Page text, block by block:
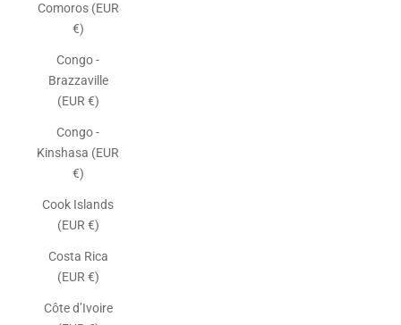
Comoros (EUR
€)
Congo -
Brazzaville
(EUR €)
Congo -
Kinshasa (EUR
€)
Cook Islands
(EUR €)
Costa Rica
(EUR €)
Côte d’Ivoire